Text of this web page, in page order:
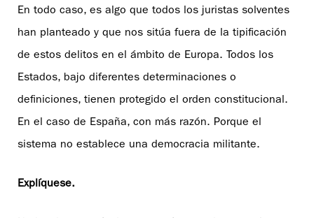
En todo caso, es algo que todos los juristas solventes
han planteado y que nos sitúa fuera de la tipificación
de estos delitos en el ámbito de Europa. Todos los
Estados, bajo diferentes determinaciones o
definiciones, tienen protegido el orden constitucional.
En el caso de España, con más razón. Porque el
sistema no establece una democracia militante.
Explíquese.